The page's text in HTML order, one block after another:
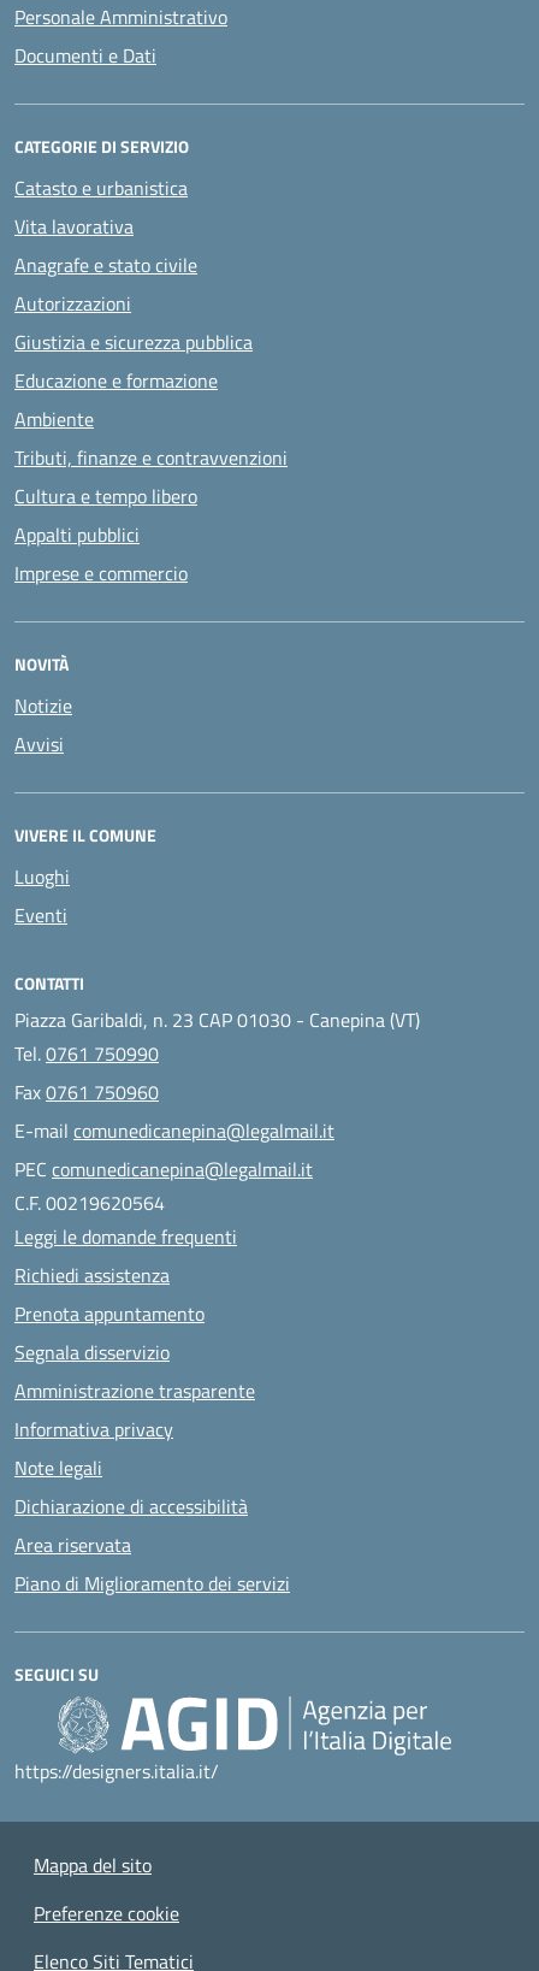
Personale Amministrativo
Documenti e Dati
CATEGORIE DI SERVIZIO
Catasto e urbanistica
Vita lavorativa
Anagrafe e stato civile
Autorizzazioni
Giustizia e sicurezza pubblica
Educazione e formazione
Ambiente
Tributi, finanze e contravvenzioni
Cultura e tempo libero
Appalti pubblici
Imprese e commercio
NOVITÀ
Notizie
Avvisi
VIVERE IL COMUNE
Luoghi
Eventi
CONTATTI
Piazza Garibaldi, n. 23 CAP 01030 - Canepina (VT)
Tel.0761 750990
Fax0761 750960
E-mail comunedicanepina@legalmail.it
PEC comunedicanepina@legalmail.it
C.F. 00219620564
Leggi le domande frequenti
Richiedi assistenza
Prenota appuntamento
Segnala disservizio
Amministrazione trasparente
Informativa privacy
Note legali
Dichiarazione di accessibilità
Area riservata
Piano di Miglioramento dei servizi
SEGUICI SU
https://designers.italia.it/
Mappa del sito
Preferenze cookie
Elenco Siti Tematici